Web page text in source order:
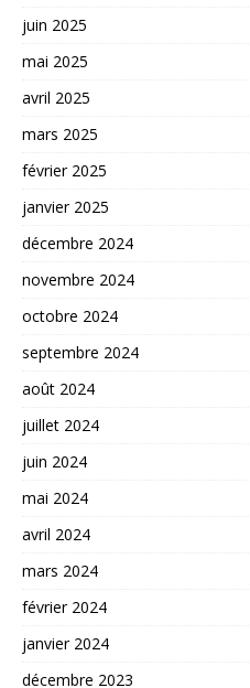
juin 2025
mai 2025
avril 2025
mars 2025
février 2025
janvier 2025
décembre 2024
novembre 2024
octobre 2024
septembre 2024
août 2024
juillet 2024
juin 2024
mai 2024
avril 2024
mars 2024
février 2024
janvier 2024
décembre 2023